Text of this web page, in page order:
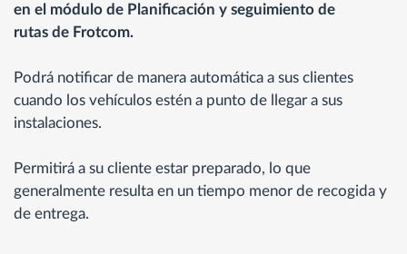
en el módulo de Planificación y seguimiento de
rutas de Frotcom.
Podrá notificar de manera automática a sus clientes
cuando los vehículos estén a punto de llegar a sus
instalaciones.
Permitirá a su cliente estar preparado, lo que
generalmente resulta en un tiempo menor de recogida y
de entrega.